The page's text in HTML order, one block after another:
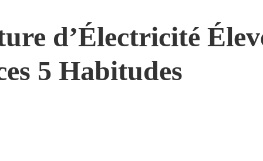
d’Électricité
5 Habitudes